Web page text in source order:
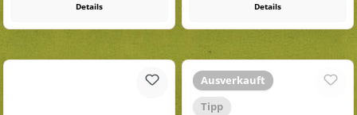
Details Details
Ausverkauft
Tipp